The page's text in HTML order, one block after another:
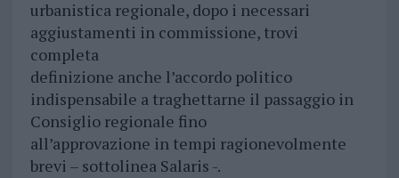
urbanistica regionale, dopo i necessari
aggiustamenti in commissione, trovi
completa
definizione anche l’accordo politico
indispensabile a traghettarne il passaggio in
Consiglio regionale fino
all’approvazione in tempi ragionevolmente
brevi – sottolinea Salaris -.